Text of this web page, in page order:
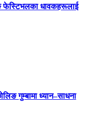
फेस्टिभलका धावकहरूलाई
गुम्बामा ध्यान–साधना